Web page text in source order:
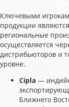
Ключевыми
продукции
региональные
осуществляется
дистрибьюторов и
уровне.
Cipla —
Ближнего